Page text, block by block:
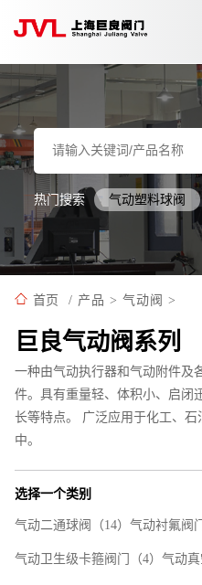
选择语言:
中文 / Chinese
英语 / English
热门搜索 气动塑料球阀
首页 / 产品 > 气动阀 >
巨良气动阀系列
一种由气动执行器和气动附件及
件。具有重量轻、体积小、启闭
长等特点。 广泛应用于化工、
中。
选择一个类别
气动二通球阀 （14） 气动衬氟阀门
气动卫生级卡箍阀门 （4） 气动真